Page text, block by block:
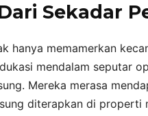
Sekadar
hanya memamerkan
mendalam seputar
Mereka merasa
diterapkan di properti